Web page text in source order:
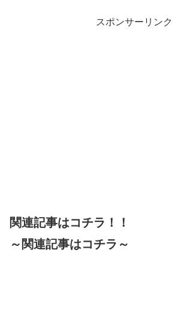
スポンサーリンク
関連記事はコチラ！！
～関連記事はコチラ～